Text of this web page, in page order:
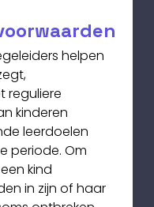
helpen
reguliere
kinderen
leerdoelen
periode. Om
kind
in zijn of haar